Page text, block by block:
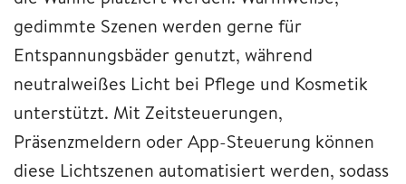
gedimmte Szenen werden gerne für
Entspannungsbäder genutzt, während
neutralweißes Licht bei Pflege und Kosmetik
unterstützt. Mit Zeitsteuerungen,
Präsenzmeldern oder App-Steuerung können
diese Lichtszenen automatisiert werden, sodass